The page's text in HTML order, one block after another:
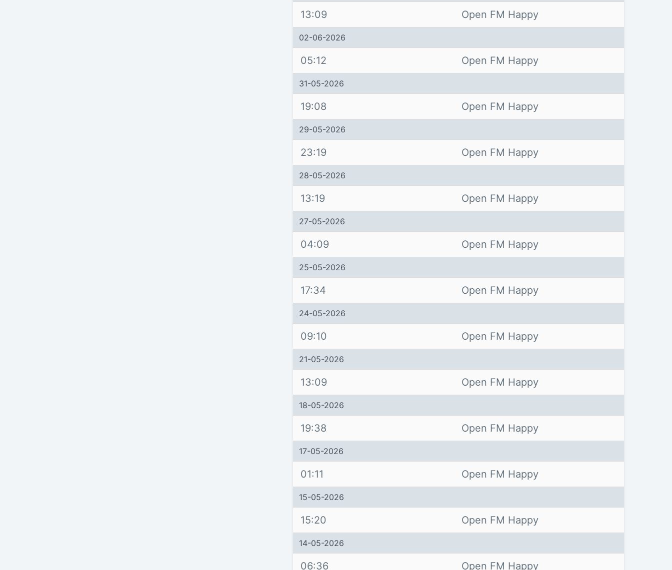
13:09 Open FM Happy
02-06-2026
05:12 Open FM Happy
31-05-2026
19:08 Open FM Happy
29-05-2026
23:19 Open FM Happy
28-05-2026
13:19 Open FM Happy
27-05-2026
04:09 Open FM Happy
25-05-2026
17:34 Open FM Happy
24-05-2026
09:10 Open FM Happy
21-05-2026
13:09 Open FM Happy
18-05-2026
19:38 Open FM Happy
17-05-2026
01:11 Open FM Happy
15-05-2026
15:20 Open FM Happy
14-05-2026
06:36 Open FM Happy